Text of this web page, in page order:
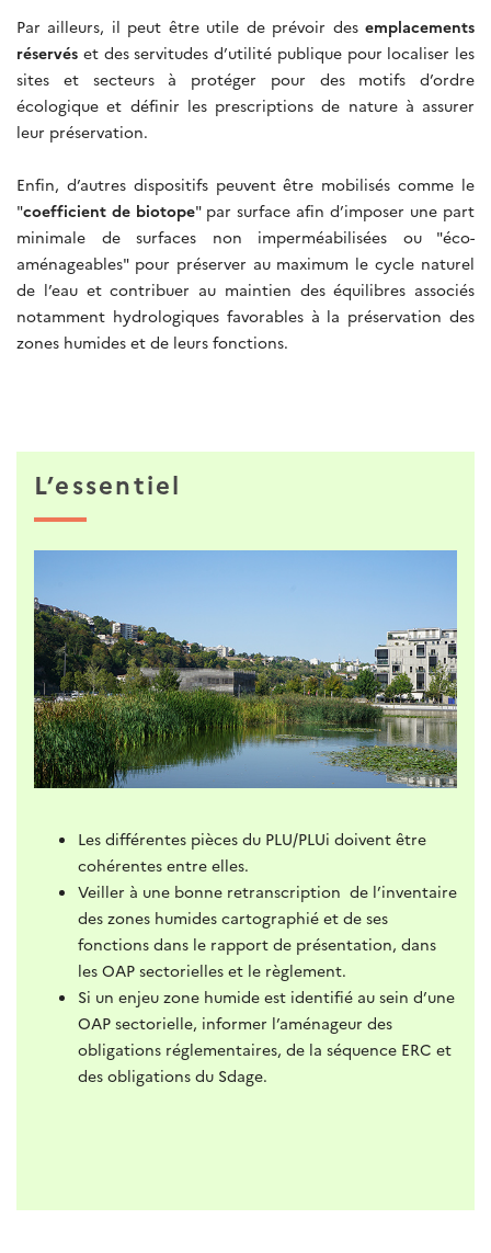
Par ailleurs, il peut être utile de prévoir des emplacements
réservés et des servitudes d’utilité publique pour localiser les
sites et secteurs à protéger pour des motifs d’ordre
écologique et définir les prescriptions de nature à assurer
leur préservation.
Enfin, d’autres dispositifs peuvent être mobilisés comme le
"coefficient de biotope" par surface afin d’imposer une part
minimale de surfaces non imperméabilisées ou "éco-
aménageables" pour préserver au maximum le cycle naturel
de l’eau et contribuer au maintien des équilibres associés
notamment hydrologiques favorables à la préservation des
zones humides et de leurs fonctions.
L’essentiel
Les différentes pièces du PLU/PLUi doivent être
cohérentes entre elles.
Veiller à une bonne retranscription de l’inventaire
des zones humides cartographié et de ses
fonctions dans le rapport de présentation, dans
les OAP sectorielles et le règlement.
Si un enjeu zone humide est identifié au sein d’une
OAP sectorielle, informer l’aménageur des
obligations réglementaires, de la séquence ERC et
des obligations du Sdage.